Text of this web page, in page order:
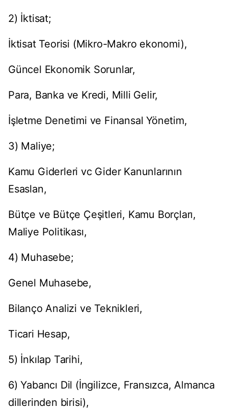
2) İktisat;
İktisat Teorisi (Mikro-Makro ekonomi),
Güncel Ekonomik Sorunlar,
Para, Banka ve Kredi, Milli Gelir,
İşletme Denetimi ve Finansal Yönetim,
3) Maliye;
Kamu Giderleri vc Gider Kanunlarının
Esaslan,
Bütçe ve Bütçe Çeşitleri, Kamu Borçları,
Maliye Politikası,
4) Muhasebe;
Genel Muhasebe,
Bilanço Analizi ve Teknikleri,
Ticari Hesap,
5) İnkılap Tarihi,
6) Yabancı Dil (İngilizce, Fransızca, Almanca
dillerinden birisi),